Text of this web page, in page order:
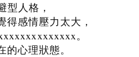
型人格，
得感情壓力太大，
。
心理狀態。